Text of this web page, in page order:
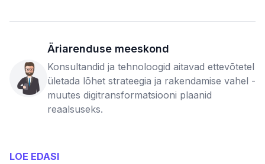
Äriarenduse meeskond
Konsultandid ja tehnoloogid aitavad ettevõtetel
ületada lõhet strateegia ja rakendamise vahel -
muutes digitransformatsiooni plaanid
reaalsuseks.
LOE EDASI